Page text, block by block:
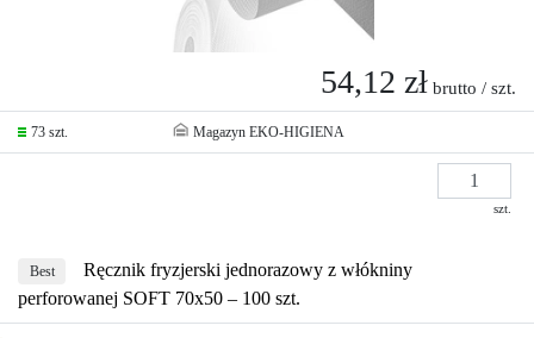
54,12 zł brutto / szt.
73 szt. Magazyn EKO-HIGIENA
szt.
Best
Ręcznik fryzjerski jednorazowy z włókniny
perforowanej SOFT 70x50 – 100 szt.